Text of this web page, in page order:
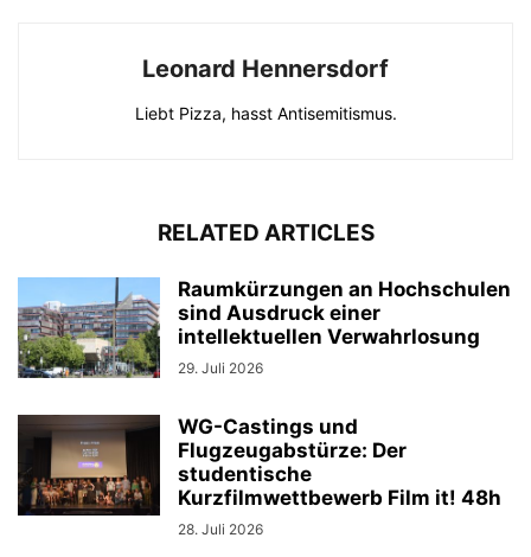
Leonard Hennersdorf
Liebt Pizza, hasst Antisemitismus.
RELATED ARTICLES
Raumkürzungen an Hochschulen
sind Ausdruck einer
intellektuellen Verwahrlosung
29. Juli 2026
WG-Castings und
Flugzeugabstürze: Der
studentische
Kurzfilmwettbewerb Film it! 48h
28. Juli 2026